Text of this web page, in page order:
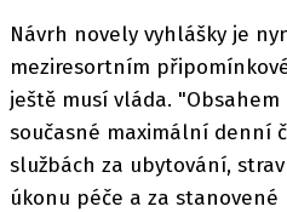
Návrh novely vyhlášky je
meziresortním
ještě musí vláda.
současné maximální denní
službách za ubytování,
úkonu péče a za stanovené